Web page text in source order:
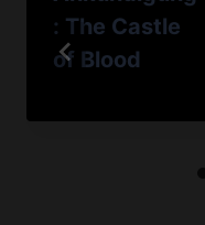
: The Castle
of Blood